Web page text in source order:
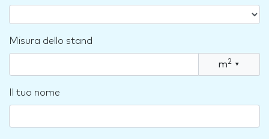
Misura dello stand
m2 ▾
Il tuo nome